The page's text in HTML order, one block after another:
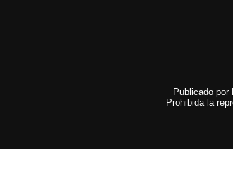
Publicado por
Prohibida la